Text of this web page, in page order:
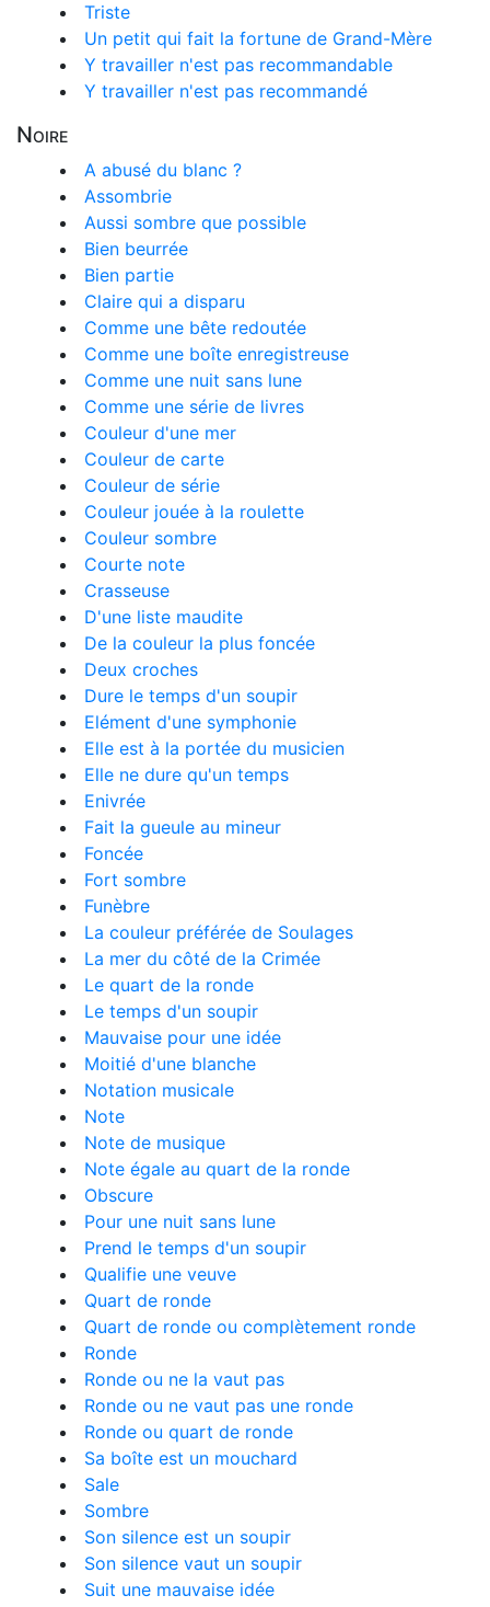
Triste
Un petit qui fait la fortune de Grand-Mère
Y travailler n'est pas recommandable
Y travailler n'est pas recommandé
Noire
A abusé du blanc ?
Assombrie
Aussi sombre que possible
Bien beurrée
Bien partie
Claire qui a disparu
Comme une bête redoutée
Comme une boîte enregistreuse
Comme une nuit sans lune
Comme une série de livres
Couleur d'une mer
Couleur de carte
Couleur de série
Couleur jouée à la roulette
Couleur sombre
Courte note
Crasseuse
D'une liste maudite
De la couleur la plus foncée
Deux croches
Dure le temps d'un soupir
Elément d'une symphonie
Elle est à la portée du musicien
Elle ne dure qu'un temps
Enivrée
Fait la gueule au mineur
Foncée
Fort sombre
Funèbre
La couleur préférée de Soulages
La mer du côté de la Crimée
Le quart de la ronde
Le temps d'un soupir
Mauvaise pour une idée
Moitié d'une blanche
Notation musicale
Note
Note de musique
Note égale au quart de la ronde
Obscure
Pour une nuit sans lune
Prend le temps d'un soupir
Qualifie une veuve
Quart de ronde
Quart de ronde ou complètement ronde
Ronde
Ronde ou ne la vaut pas
Ronde ou ne vaut pas une ronde
Ronde ou quart de ronde
Sa boîte est un mouchard
Sale
Sombre
Son silence est un soupir
Son silence vaut un soupir
Suit une mauvaise idée